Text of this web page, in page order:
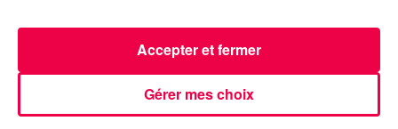
INFOS
AGENDA
JEUX
PODCASTS
Gérer mes choix
Accepter et fermer